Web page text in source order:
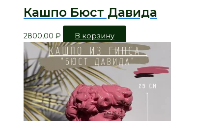
Кашпо Бюст Давида
2800,00 ₽ В корзину